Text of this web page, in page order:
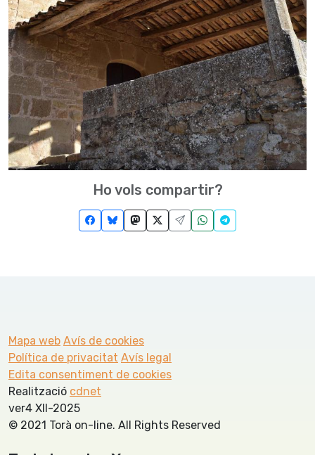
Ho vols compartir?
Mapa web Avís de cookies
Política de privacitat Avís legal
Edita consentiment de cookies
Realització cdnet
ver4 XII-2025
© 2021 Torà on-line. All Rights Reserved